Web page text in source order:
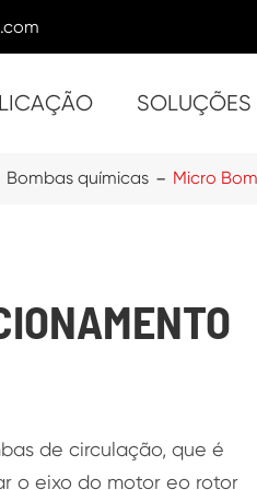
SOLUÇÕES
Bombas químicas Micro
de circulação, que é
o eixo do motor eo rotor